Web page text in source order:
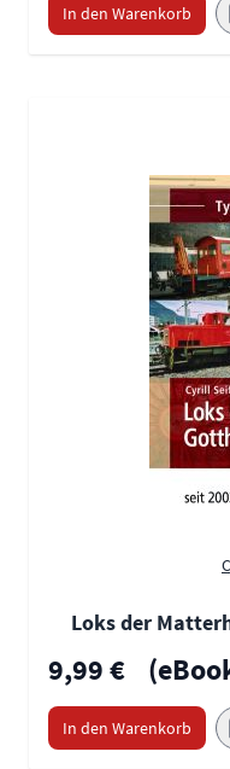
In den Warenkorb
Loks der
9,99 €
In den Warenkorb